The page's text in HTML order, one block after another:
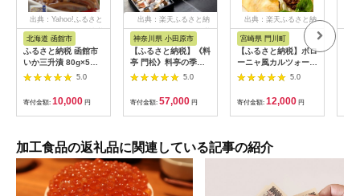
出典：Yahoo!ふるさと
納税
北海道 函館市
ふるさと納税 函館市
いか三升漬 80g×5パ
ック_HD087-024
5.0
寄付金額: 10,000 円
出典：楽天ふるさと納
税
神奈川県 小田原市
【ふるさと納税】《料
亭 門松》料亭の季節
の魚詰め合わせ＆料亭
の和豚もち豚のシチュ
ーセット【惣菜 おか
ず 豚肉 ぶた 冷凍 家
庭用 自宅用 贈答品 贈
せ 御中元 お中元 お歳
暮 贈り物 シチュー 神
奈川県 小田原市 】
5.0
寄付金額: 57,000 円
出典：楽天ふるさと納
宮崎県 門川町
【ふるさと納税】ボロ
ーニャ風カルツォーネ
ピザ(3個)野菜 チーズ
ミートソース 冷凍 惣
菜 イタリアン 宮崎県
門川町【AC-6】【イ
タリア料理 Bliss】
5.0
寄付金額: 12,000 円
加工食品の返礼品に関連している記事の紹介